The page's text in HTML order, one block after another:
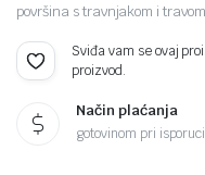
površina s travnjakom i
Sviđa vam se ovaj
proizvod.
Način plaćanja
gotovinom pri